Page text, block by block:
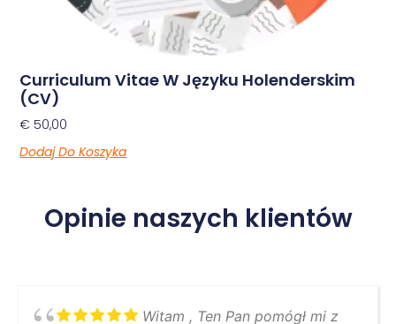
Curriculum Vitae W Języku Holenderskim
(CV)
€ 50,00
Dodaj Do Koszyka
Opinie naszych klientów
Witam , Ten Pan pomógł mi z